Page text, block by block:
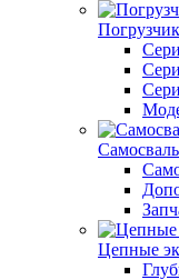
Цепные